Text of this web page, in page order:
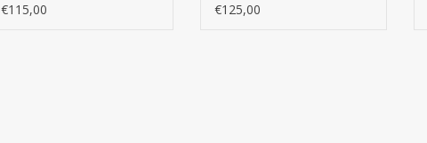
Zakelijke laptoprugzak
€115,00
Moderne zakelijke
€125,00